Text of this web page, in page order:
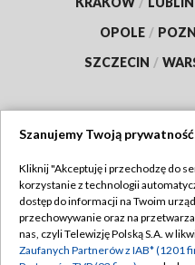
OPOLE /
SZCZECIN /
Abonament TVP
Emisja w TVP
Szanujemy Twoją prywatność
Kliknij "Akceptuję i przechodzę do
korzystanie z technologii
dostęp do informacji na Twoim
przechowywanie oraz na
nas, czyli Telewizję Polską S.A. w
Zaufanych Partnerów z IAB* (1201